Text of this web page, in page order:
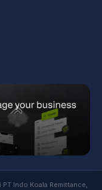
Indo Koala Remittance,